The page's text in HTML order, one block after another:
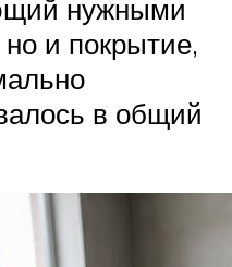
нужными
и покрытие,
в общий